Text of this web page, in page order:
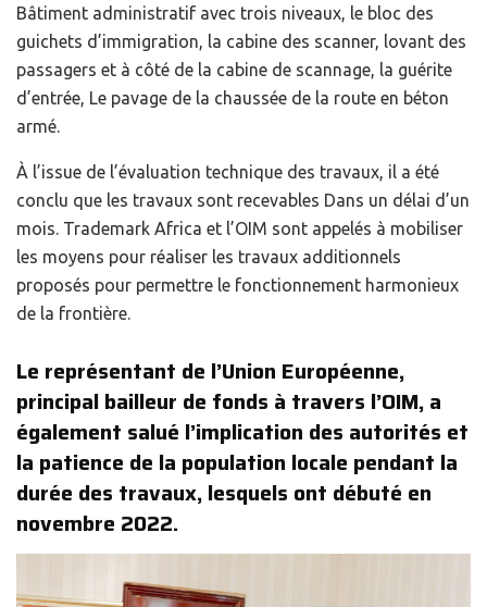
Bâtiment administratif avec trois niveaux, le bloc des
guichets d’immigration, la cabine des scanner, lovant des
passagers et à côté de la cabine de scannage, la guérite
d’entrée, Le pavage de la chaussée de la route en béton
armé.
À l’issue de l’évaluation technique des travaux, il a été
conclu que les travaux sont recevables Dans un délai d’un
mois. Trademark Africa et l’OIM sont appelés à mobiliser
les moyens pour réaliser les travaux additionnels
proposés pour permettre le fonctionnement harmonieux
de la frontière.
Le représentant de l’Union Européenne,
principal bailleur de fonds à travers l’OIM, a
également salué l’implication des autorités et
la patience de la population locale pendant la
durée des travaux, lesquels ont débuté en
novembre 2022.